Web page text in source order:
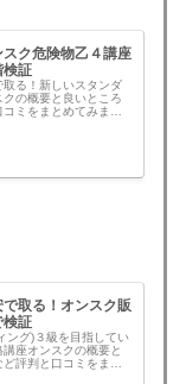
スク危険物乙４講座
検証
る！新しいスタンダ
の概要と良いところ
ミをまとめてみまし
で取る！オンスク販
検証
ング)３級を目指してい
座オンスクの概要と
評判と口コミをまと